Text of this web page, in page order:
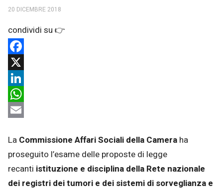
20 DICEMBRE 2018
Facebook
X
LinkedIn
WhatsApp
La Commissione Affari Sociali della Camera ha
proseguito l’esame delle proposte di legge
recanti istituzione e disciplina della Rete nazionale
dei registri dei tumori e dei sistemi di sorveglianza e